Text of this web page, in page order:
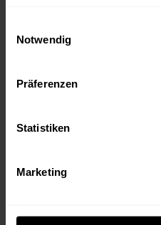
Notwendig
Präferenzen
Statistiken
Marketing
SOLO:
"My God, this is a
notes of cedar, sous-
dried blood. It has
disappoint: a
harmony and
sophistication." -